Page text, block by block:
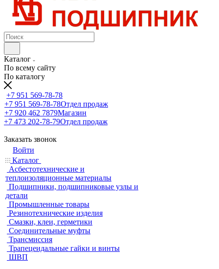
Каталог
По всему сайту
По каталогу
+7 951 569-78-78
+7 951 569-78-78Отдел продаж
+7 920 462 7879Магазин
+7 473 202-78-79Отдел продаж
Заказать звонок
Войти
Каталог
Асбестотехнические и
теплоизоляционные материалы
Подшипники, подшипниковые узлы и
детали
Промышленные товары
Резинотехнические изделия
Смазки, клеи, герметики
Соединительные муфты
Трансмиссия
Трапецеидальные гайки и винты
ШВП